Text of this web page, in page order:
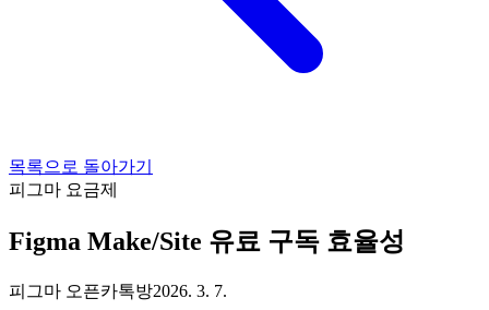
목록으로 돌아가기
피그마 요금제
Figma Make/Site 유료 구독 효율성
피그마 오픈카톡방2026. 3. 7.